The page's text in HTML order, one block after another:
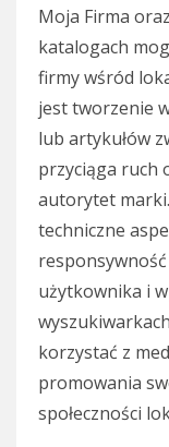
Moja Firma
katalogach
firmy wśród
jest tworzenie
lub artykułów
przyciąga ruch
autorytet
techniczne
użytkownika i
korzystać z
promowania
społeczności